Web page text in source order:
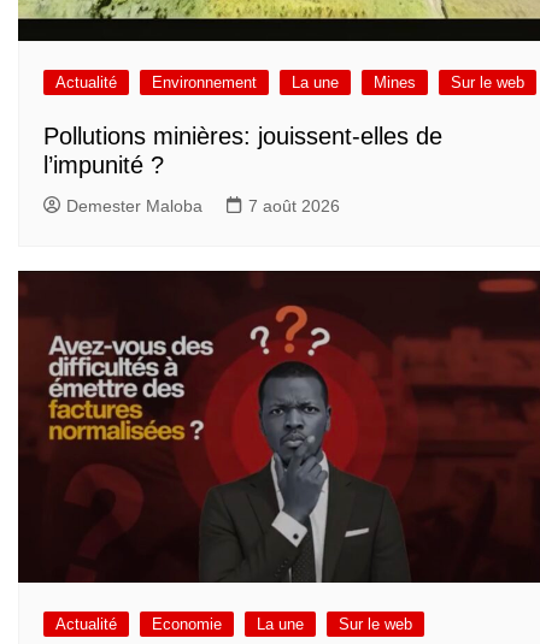
Actualité Environnement La une Mines Sur le web
Pollutions minières: jouissent-elles de
l’impunité ?
Demester Maloba 7 août 2026
Actualité Economie La une Sur le web